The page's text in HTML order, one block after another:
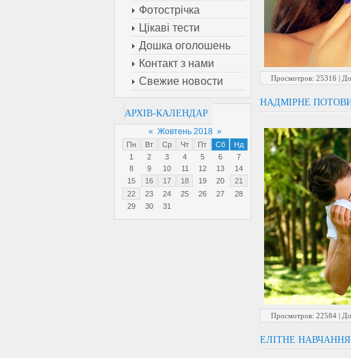
Фотострічка
Цікаві тести
Дошка оголошень
Контакт з нами
Свежие новости
АРХІВ-КАЛЕНДАР
« Жовтень 2018 »
Пн Вт Ср Чт Пт Сб
Нд
1
2 3 4 5 6
7
8
9 10 11 12 13
14
15
16 17 18 19 20
21
22
23 24 25 26 27
28
29
30 31
Просмотров: 25316 |
НАДМІРНЕ
Просмотров: 22584 |
ЕЛІТНЕ